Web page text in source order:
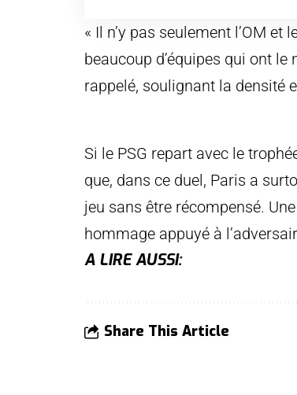
« Il n’y pas seulement l’OM et
beaucoup d’équipes qui ont le
rappelé, soulignant la densité
Si le PSG repart avec le
que, dans ce duel, Paris a
jeu sans être récompensé.
hommage appuyé à
A LIRE AUSSI:
Share This Article